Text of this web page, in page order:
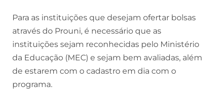
Para as instituições que desejam ofertar bolsas
através do Prouni, é necessário que as
instituições sejam reconhecidas pelo Ministério
da Educação (MEC) e sejam bem avaliadas, além
de estarem com o cadastro em dia com o
programa.